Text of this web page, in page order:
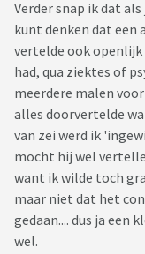
stoms gaat doen. En
me goed. Het is te
met netwerk gedeeld
En dat ik niet meer
Tussen kerst en oud
weer eventjes alleen.
Oud en nieuw was
verwachtingen hoog
Hij mocht van ons
Gevaar voor zichzelf
vriendin kun je niet
weet.
Verder snap ik dat
kunt denken dat een
vertelde ook openlijk
had, qua ziektes of
meerdere malen
alles doorvertelde
van zei werd ik
mocht hij wel
want ik wilde toch
maar niet dat het
gedaan.... dus ja een
wel.